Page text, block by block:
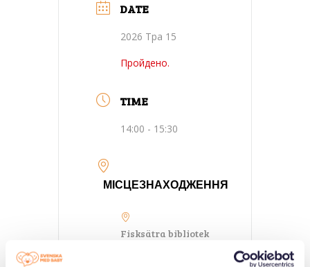
DATE
2026 Тра 15
Пройдено.
TIME
14:00 - 15:30
МІСЦЕЗНАХОДЖЕННЯ
Fisksätra bibliotek